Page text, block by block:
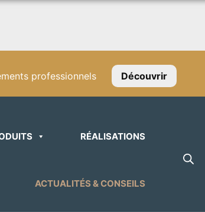
professionnels Découvrir
RÉALISATIONS
ACTUALITÉS & CONSEILS